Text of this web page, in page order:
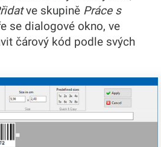
ve skupině Práce s
se dialogové okno, ve
čárový kód podle svých